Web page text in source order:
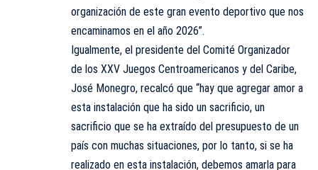
organización de este gran evento deportivo que nos
encaminamos en el año 2026”.
Igualmente, el presidente del Comité Organizador
de los XXV Juegos Centroamericanos y del Caribe,
José Monegro, recalcó que “hay que agregar amor a
esta instalación que ha sido un sacrificio, un
sacrificio que se ha extraído del presupuesto de un
país con muchas situaciones, por lo tanto, si se ha
realizado en esta instalación, debemos amarla para